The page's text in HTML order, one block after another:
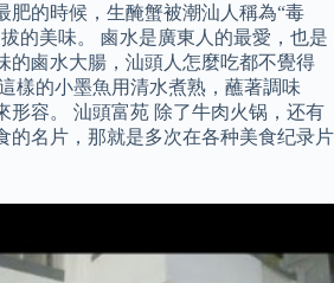
肥的時候，生醃蟹被潮汕人稱為“毒
的美味。 鹵水是廣東人的最愛，也是
的鹵水大腸，汕頭人怎麼吃都不覺得
樣的小墨魚用清水煮熟，蘸著調味
形容。 汕頭富苑 除了牛肉火锅，还有
的名片，那就是多次在各种美食纪录片